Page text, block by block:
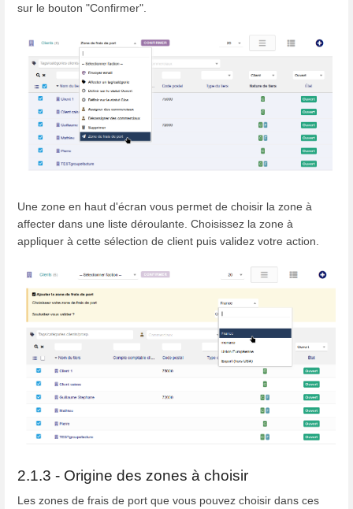
sur le bouton "Confirmer".
Une zone en haut d'écran vous permet de choisir la zone à
affecter dans une liste déroulante. Choisissez la zone à
appliquer à cette sélection de client puis validez votre action.
2.1.3 - Origine des zones à choisir
Les zones de frais de port que vous pouvez choisir dans ces